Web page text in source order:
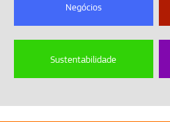
Negócios
Sustentabilidade